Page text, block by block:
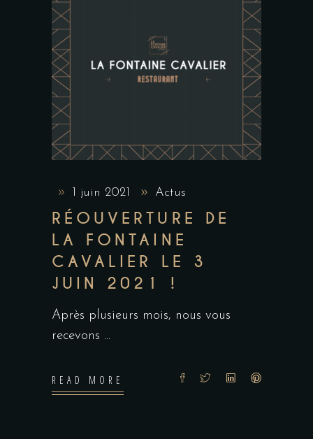
1 juin 2021 Actus
RÉOUVERTURE DE
LA FONTAINE
CAVALIER LE 3
JUIN 2021 !
Après plusieurs mois, nous vous
recevons
READ MORE